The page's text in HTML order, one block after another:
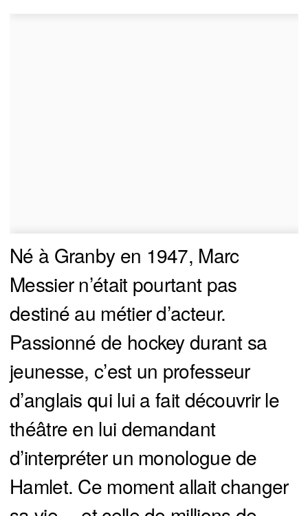
Né à Granby en 1947, Marc
Messier n’était pourtant pas
destiné au métier d’acteur.
Passionné de hockey durant sa
jeunesse, c’est un professeur
d’anglais qui lui a fait découvrir le
théâtre en lui demandant
d’interpréter un monologue de
Hamlet. Ce moment allait changer